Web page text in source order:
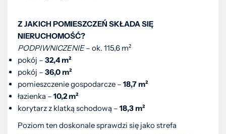
Z JAKICH POMIESZCZEŃ SKŁADA SIĘ
NIERUCHOMOŚĆ?
PODPIWNICZENIE– ok. 115,6 m²
pokój – 32,4 m²
pokój – 36,0 m²
pomieszczenie gospodarcze – 18,7 m²
łazienka – 10,2 m²
korytarz z klatką schodową – 18,3 m²
Poziom ten doskonale sprawdzi się jako strefa